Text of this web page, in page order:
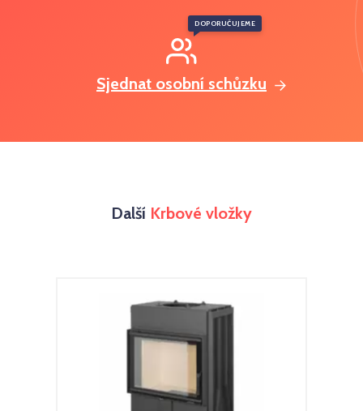
Sjednat osobní schůzku
DOPORUČUJEME
Další Krbové vložky